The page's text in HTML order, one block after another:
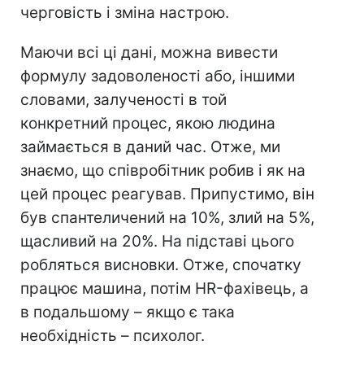
черговість і зміна настрою.
Маючи всі ці дані, можна вивести
формулу задоволеності або, іншими
словами, залученості в той
конкретний процес, якою людина
займається в даний час. Отже, ми
знаємо, що співробітник робив і як на
цей процес реагував. Припустимо, він
був спантеличений на 10%, злий на 5%,
щасливий на 20%. На підставі цього
робляться висновки. Отже, спочатку
працює машина, потім HR-фахівець, а
в подальшому – якщо є така
необхідність – психолог.